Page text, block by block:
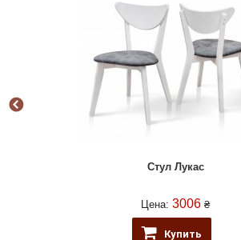
Стул Лукас
Цена: 3006 ₴
Купить